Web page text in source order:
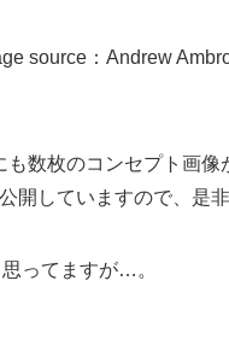
source：Andrew
数枚のコンセプト画
開していますので、是
ってますが…。